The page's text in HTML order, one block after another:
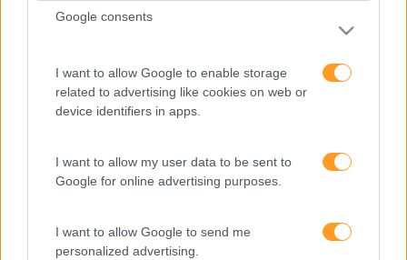
Google consents
I want to allow Google to enable storage
related to advertising like cookies on web or
device identifiers in apps.
I want to allow my user data to be sent to
Google for online advertising purposes.
I want to allow Google to send me
personalized advertising.
MEDIDA
Provocamos e aceleramos processos de mudança com a
implementação e desenvolvimento de soluções
SABER MAIS